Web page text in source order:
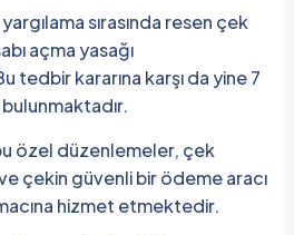
sırasında resen çek
açma yasağı
tedbir kararına karşı da yine 7
özel düzenlemeler, çek
çekin güvenli bir ödeme aracı
hizmet etmektedir.